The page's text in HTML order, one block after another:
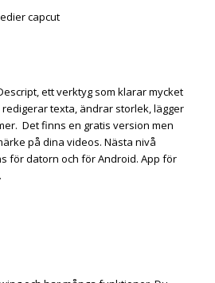
ett verktyg som klarar mycket
texta, ändrar storlek, lägger
Det finns en gratis version men
på dina videos. Nästa nivå
för datorn och för Android. App för